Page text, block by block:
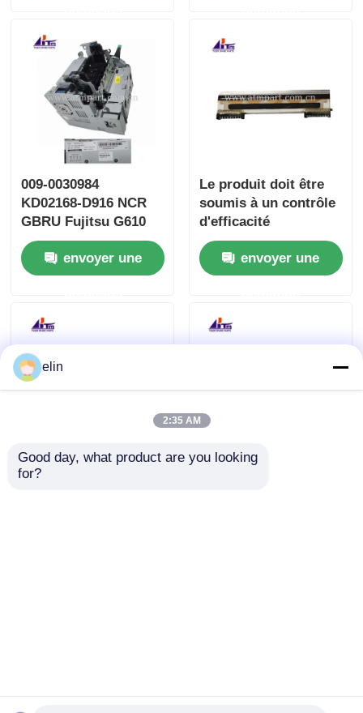
009-0030984
KD02168-D916 NCR
GBRU Fujitsu G610
G611 Séparateur
amélioréenvoyer une
Le produit doit être
soumis à un contrôle
d'efficacité
supérieure.
envoyer une
NCR Fujitsu GBRU
497-0508207 497-
elin
2:35 AM
Good day, what product are you looking
for?